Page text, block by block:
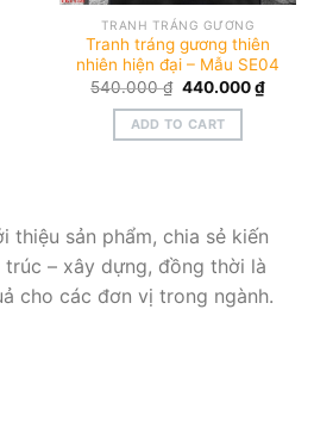
TRANH TRÁNG GƯƠNG
Tranh tráng gương thiên
nhiên hiện đại – Mẫu SE04
540.000₫ Original
was:
540.000 ₫.
440.000₫
ADD TO CART
thiệu sản phẩm, chia sẻ kiến
– xây dựng, đồng thời là
cho các đơn vị trong ngành.